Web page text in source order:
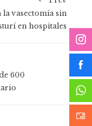
vasectomía sin
en hospitales
600